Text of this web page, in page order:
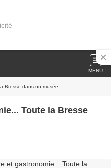
MENU
Bresse dans un musée
Toute la Bresse